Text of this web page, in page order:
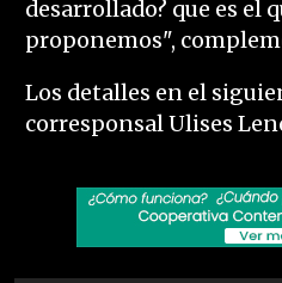
desarrollado? que es el
proponemos",
Los detalles en el
corresponsal Ulises